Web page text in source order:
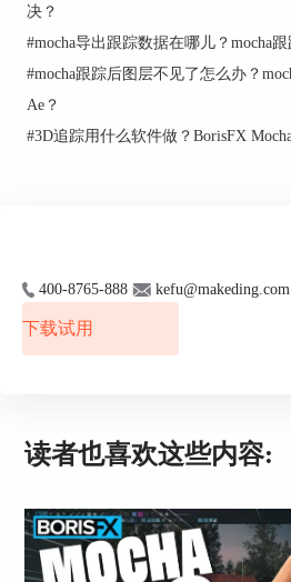
需要添加效果或遮罩的物体附
击"Track Forward"按钮，让
踪目标物体的运动。
4.修正跟踪错误
虽然Boris Mocha Pro的跟踪
5.创建遮罩和效果
当跟踪完成后，您可以在Boris
个遮罩（Mask），用于指定
物体上。
决？
#mocha导出跟踪数据在哪儿？mocha
#mocha跟踪后图层不见了怎么办？
Ae？
#3D追踪用什么软件做？BorisFX
400-8765-888 kefu@makeding.com
下载试用
读者也喜欢这些内容: